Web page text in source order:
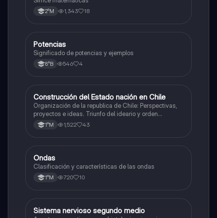
2°M 1,343 18
Matemáticas
Potencias
Significado de potencias y ejemplos
8°B 546 4
Historia
Construcción del Estado nación en Chile
Organización de la republica de Chile: Perspectivas,
proyectos e ideas. Triunfo del ideario y orden
conservador. Constitución de 1833. "Era Portaliana"
1°M 1,522 43
Física
Ondas
Clasificación y características de las ondas
1°M 720 10
Biología
Sistema nervioso segundo medio